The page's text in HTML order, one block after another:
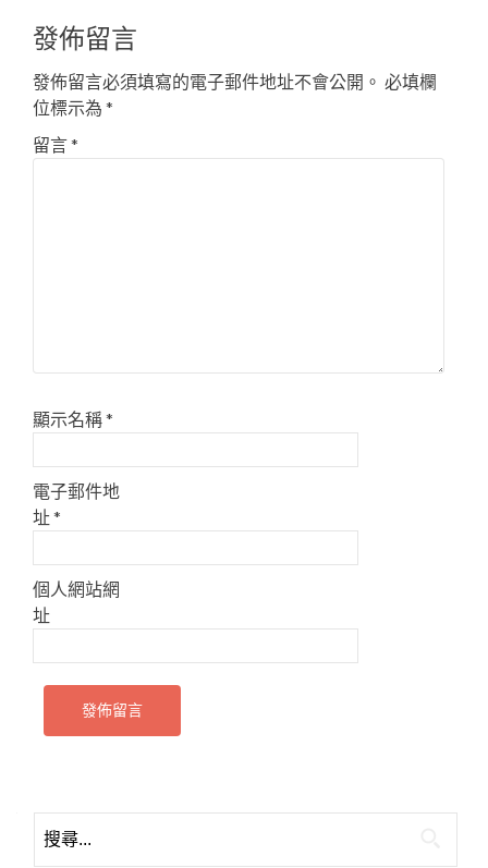
覽
發佈留言
發佈留言必須填寫的電子郵件地址不會公開。 必填欄
位標示為 *
留言*
顯示名稱*
電子郵件地
址*
個人網站網
址
尋